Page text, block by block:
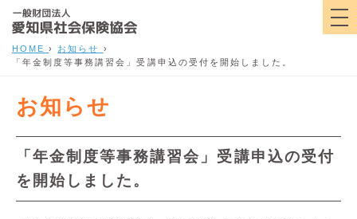
HOME › お知らせ
›
「年金制度等事務講習会」受講申込の受付を開始しました。
お知らせ
「年金制度等事務講習会」受講申込の受付
を開始しました。